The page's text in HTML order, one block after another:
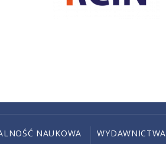
NAUKOWA WYDAWNICTWA